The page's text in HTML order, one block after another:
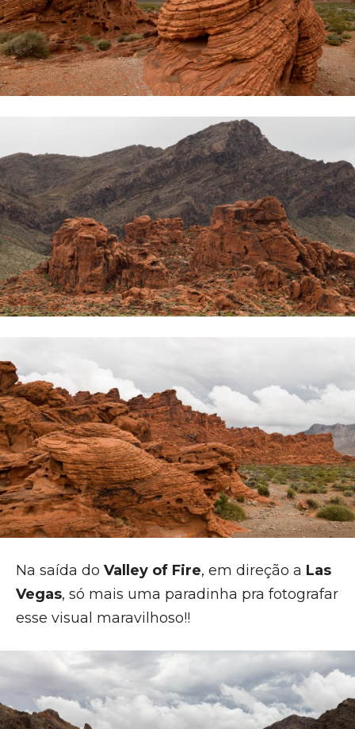
Na saída do Valley of Fire, em direção a Las
Vegas, só mais uma paradinha pra fotografar
esse visual maravilhoso!!